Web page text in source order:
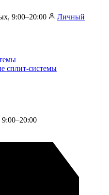
9:00–20:00
Личный
сплит-системы